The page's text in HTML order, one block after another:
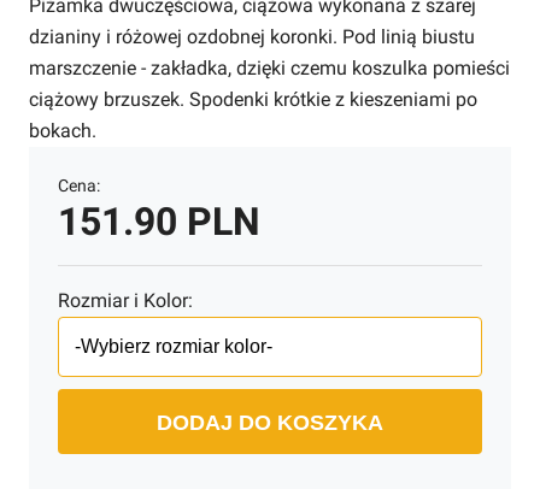
Piżamka dwuczęściowa, ciążowa wykonana z szarej
dzianiny i różowej ozdobnej koronki. Pod linią biustu
marszczenie - zakładka, dzięki czemu koszulka pomieści
ciążowy brzuszek. Spodenki krótkie z kieszeniami po
bokach.
Cena:
151.90 PLN
Rozmiar i Kolor:
DODAJ DO KOSZYKA